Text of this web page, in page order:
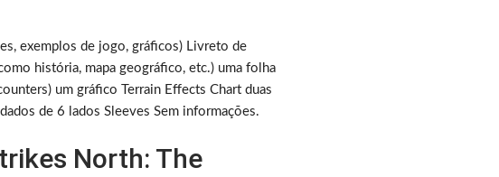
exemplos de jogo, gráficos) Livreto de
história, mapa geográfico, etc.) uma folha
um gráfico Terrain Effects Chart duas
de 6 lados Sleeves Sem informações.
North: The